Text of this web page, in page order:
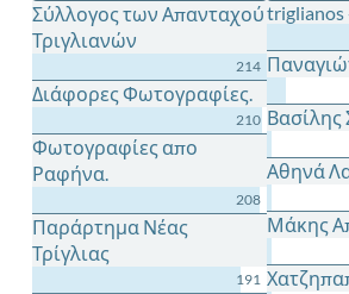
Σύλλογος των Απανταχού
Τριγλιανών
214
Διάφορες Φωτογραφίες.
210
Φωτογραφίες απο
Ραφήνα.
208
Παράρτημα Νέας
Τρίγλιας
191
triglianos
Βασίλης
Αθηνά
Μάκης